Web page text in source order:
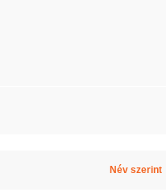
Név szerint